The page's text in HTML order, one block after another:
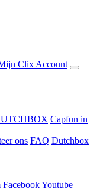
Clix Account
Capfun in
ons FAQ Dutchbox
FacebookYoutube